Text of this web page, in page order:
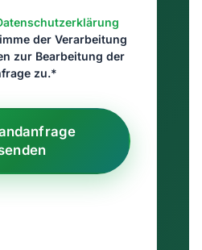
der Verarbeitung
zur Bearbeitung der
zu.*